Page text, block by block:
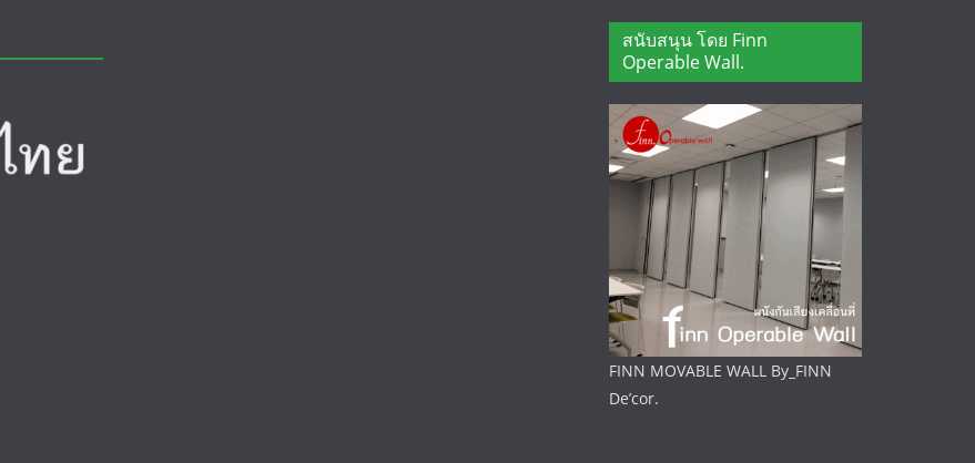
สนับสนุน โดย Finn
Operable Wall.
FINN MOVABLE WALL By_FINN
De’cor.